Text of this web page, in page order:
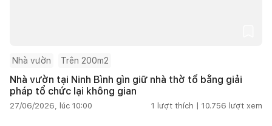
Nhà vườn Trên 200m2
Nhà vườn tại Ninh Bình gìn giữ nhà thờ tổ bằng giải
pháp tổ chức lại không gian
27/06/2026, lúc 10:00 1 lượt thích | 10.756 lượt xem